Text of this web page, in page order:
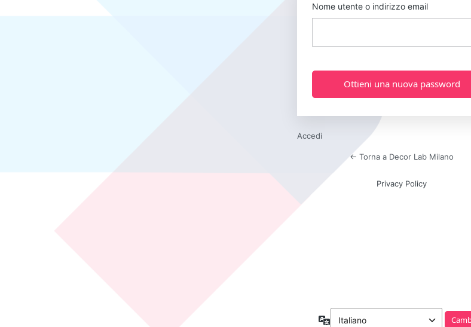
Nome utente o indirizzo email
Accedi
← Torna a Decor Lab Milano
Privacy Policy
Lingua